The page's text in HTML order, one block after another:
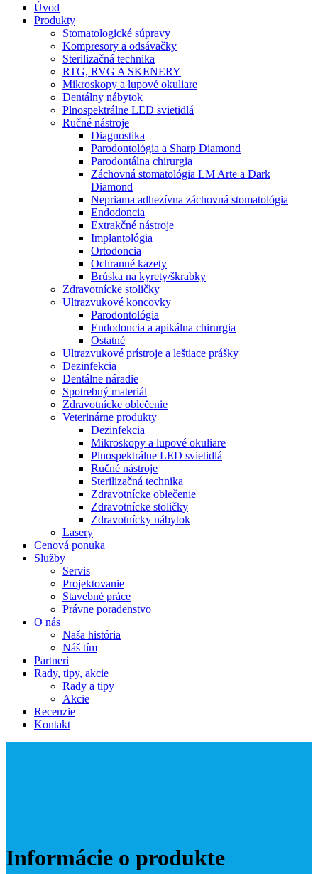
Úvod
Produkty
Stomatologické súpravy
Kompresory a odsávačky
Sterilizačná technika
RTG, RVG A SKENERY
Mikroskopy a lupové okuliare
Dentálny nábytok
Plnospektrálne LED svietidlá
Ručné nástroje
Diagnostika
Parodontológia a Sharp Diamond
Parodontálna chirurgia
Záchovná stomatológia LM Arte a Dark
Diamond
Nepriama adhezívna záchovná stomatológia
Endodoncia
Extrakčné nástroje
Implantológia
Ortodoncia
Ochranné kazety
Brúska na kyrety/škrabky
Zdravotnícke stoličky
Ultrazvukové koncovky
Parodontológia
Endodoncia a apikálna chirurgia
Ostatné
Ultrazvukové prístroje a leštiace prášky
Dezinfekcia
Dentálne náradie
Spotrebný materiál
Zdravotnícke oblečenie
Veterinárne produkty
Dezinfekcia
Mikroskopy a lupové okuliare
Plnospektrálne LED svietidlá
Ručné nástroje
Sterilizačná technika
Zdravotnícke oblečenie
Zdravotnícke stoličky
Zdravotnícky nábytok
Lasery
Cenová ponuka
Služby
Servis
Projektovanie
Stavebné práce
Právne poradenstvo
O nás
Naša história
Náš tím
Partneri
Rady, tipy, akcie
Rady a tipy
Akcie
Recenzie
Kontakt
Informácie o produkte